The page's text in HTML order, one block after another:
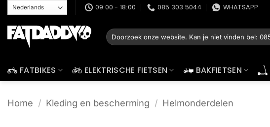
naar
inhoud
09:00 - 18:00 085 303 5044 WHATSAPP
Zoeken
naar:
FATBIKES ELEKTRISCHE FIETSEN BAKFIETSEN
Home / Kleding en bescherming / Helmonderdelen